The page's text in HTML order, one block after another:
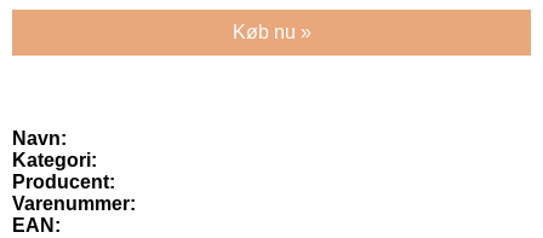
Køb nu »
Navn:
Kategori:
Producent:
Varenummer:
EAN: